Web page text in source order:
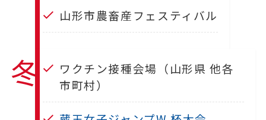
山形市農畜産フェスティバル
冬
ワクチン接種会場（山形県 他各
市町村）